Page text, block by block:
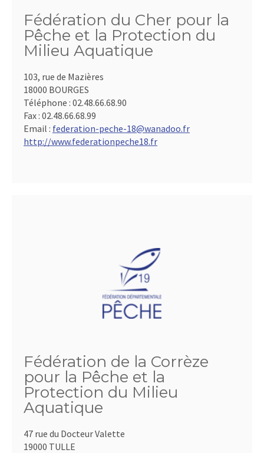
Fédération du Cher pour la
Pêche et la Protection du
Milieu Aquatique
103, rue de Mazières
18000 BOURGES
Téléphone : 02.48.66.68.90
Fax : 02.48.66.68.99
Email : federation-peche-18@wanadoo.fr
http://www.federationpeche18.fr
Fédération de la Corrèze
pour la Pêche et la
Protection du Milieu
Aquatique
47 rue du Docteur Valette
19000 TULLE